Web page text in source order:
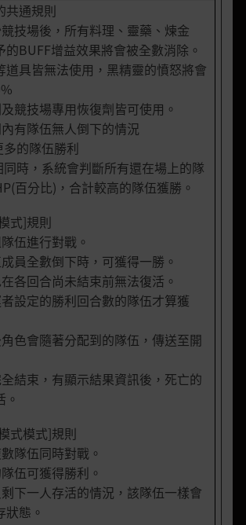
通規則
技場後，所有料理、靈藥、煉金
的BUFF增益效果將會被全數消除。
道具皆無法使用，黑精靈的憤怒將會
競技場專用恢復劑皆可使用。
有隊伍無人倒下的情況
的隊伍勝利
時，系統會判斷所有還在場上的隊
百分比)，合計較高的隊伍獲勝。
式]規則
伍進行對戰。
員全數倒下時，可獲得一勝。
各回合尚未結束前無法復活。
設定的勝利回合數的隊伍才算獲
色會隨著分配到的隊伍，傳送至開
結束，有顯示結果資訊後，死亡的
式模式]規則
隊伍同時對戰。
伍可獲得勝利。
下一人存活的情況，該隊伍一樣會
態。